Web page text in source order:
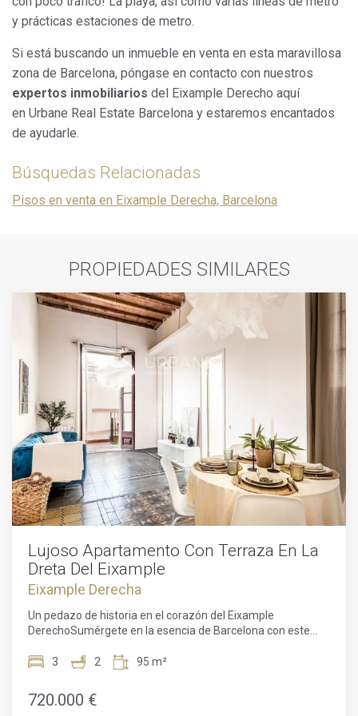
y prácticas estaciones de metro.
Si está buscando un inmueble en venta en esta maravillosa
zona de Barcelona, póngase en contacto con nuestros
expertos inmobiliarios del Eixample Derecho aquí
en Urbane Real Estate Barcelona y estaremos encantados
de ayudarle.
Búsquedas Relacionadas
Pisos en venta en Eixample Derecha, Barcelona
PROPIEDADES SIMILARES
Lujoso Apartamento Con Terraza En La
Dreta Del Eixample
Eixample Derecha
Un pedazo de historia en el corazón del Eixample
DerechoSumérgete en la esencia de Barcelona con este
del Eixample Derecho. Un inmueble que respira historia y te
elementos originales y adaptándose a las comodidades del
siglo XXI. Sus techos abovedados de casi 4 metros de
3 2 95 m²
720.000 €